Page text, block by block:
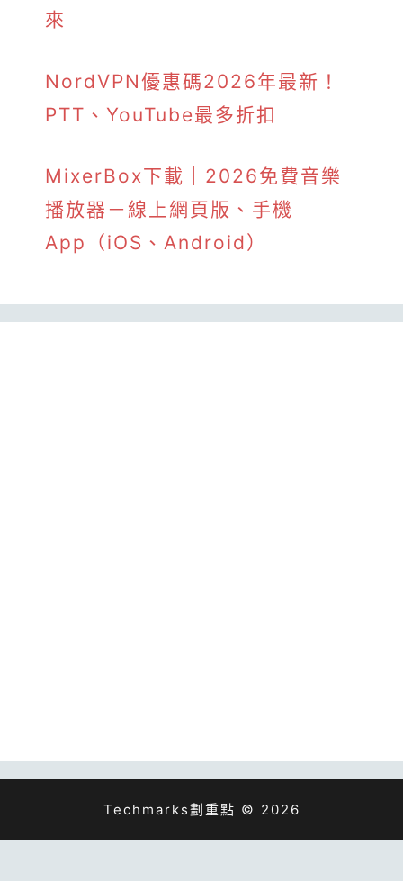
來
NordVPN優惠碼2026年最新！
PTT、YouTube最多折扣
MixerBox下載｜2026免費音樂
播放器－線上網頁版、手機
App（iOS、Android）
Techmarks劃重點 © 2026